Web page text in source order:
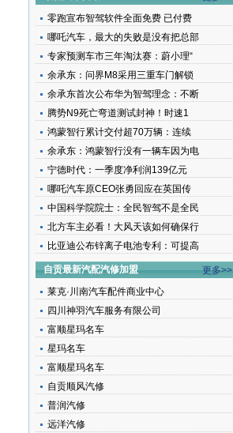
零跑宣布智驾软件全面免费 已付费
哪吒汽车，最大的失败是没有把总部
专家预测车市三年淘汰赛：蔚小理“
余承东：问界M8采用三重车门解锁
余承东首次公布华为智驾理念：不断
腾势N9死亡弯道测试封神！时速1
鸿蒙智行累计交付超70万辆：连续
余承东：鸿蒙智行没有一辆车因为电
宁德时代：一季度净利润139亿元
哪吒汽车原CEO张勇回应在英国传
中国科学院院士：全民智驾不是全民
北方车主必看！大风天该如何确保行
比亚迪公布锌离子电池专利：可提高
自贡最新汽配汽修加盟
更多>>
莱克·川南汽车配件商业中心
四川神羽汽车服务有限公司
富顺星玛名车
星玛名车
富顺星玛名车
自贡顺风汽修
普润汽修
远洋汽修